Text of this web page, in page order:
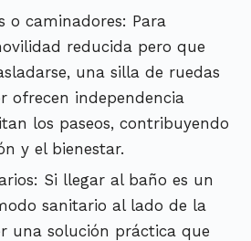
o caminadores: Para
reducida pero que
una silla de ruedas
ofrecen independencia
los paseos, contribuyendo
y el bienestar.
Si llegar al baño es un
sanitario al lado de la
una solución práctica que